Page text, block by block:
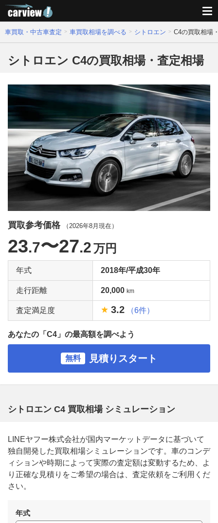
車買取・中古車査定 車買取相場を調べる シトロエン C4の買取相場
シトロエン C4の買取相場・査定相場
買取参考価格 （ 2026年8月 現在）
23.7〜27.2万円
年式 2018年/平成30年
走行距離 20,000 km
査定満足度 3.2 （6件）
あなたの「C4」の最高額を調べよう
無料 見積りスタート
シトロエン C4 買取相場 シミュレーション
LINEヤフー株式会社が国内マーケットデータに基づいて
独自開発した買取相場シミュレーションです。車のコンデ
ィションや時期によって実際の査定額は変動するため、よ
り正確な見積りをご希望の場合は、査定依頼をご利用くだ
さい。
年式